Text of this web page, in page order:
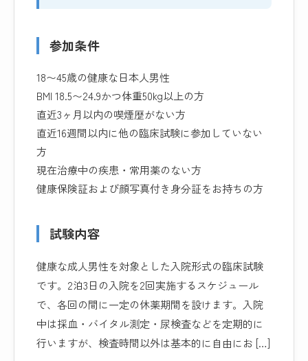
参加条件
18〜45歳の健康な日本人男性
BMI 18.5〜24.9かつ体重50kg以上の方
直近3ヶ月以内の喫煙歴がない方
直近16週間以内に他の臨床試験に参加していない
方
現在治療中の疾患・常用薬のない方
健康保険証および顔写真付き身分証をお持ちの方
試験内容
健康な成人男性を対象とした入院形式の臨床試験
です。2泊3日の入院を2回実施するスケジュール
で、各回の間に一定の休薬期間を設けます。入院
中は採血・バイタル測定・尿検査などを定期的に
行いますが、検査時間以外は基本的に自由にお […]